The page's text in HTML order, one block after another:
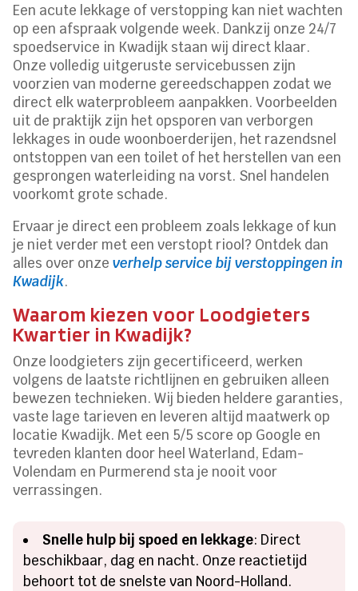
Een acute lekkage of verstopping kan niet wachten
op een afspraak volgende week. Dankzij onze 24/7
spoedservice in Kwadijk staan wij direct klaar.
Onze volledig uitgeruste servicebussen zijn
voorzien van moderne gereedschappen zodat we
direct elk waterprobleem aanpakken. Voorbeelden
uit de praktijk zijn het opsporen van verborgen
lekkages in oude woonboerderijen, het razendsnel
ontstoppen van een toilet of het herstellen van een
gesprongen waterleiding na vorst. Snel handelen
voorkomt grote schade.
Ervaar je direct een probleem zoals lekkage of kun
je niet verder met een verstopt riool? Ontdek dan
alles over onzeverhelp service bij verstoppingen in
Kwadijk.
Waarom kiezen voor Loodgieters
Kwartier in Kwadijk?
Onze loodgieters zijn gecertificeerd, werken
volgens de laatste richtlijnen en gebruiken alleen
bewezen technieken. Wij bieden heldere garanties,
vaste lage tarieven en leveren altijd maatwerk op
locatie Kwadijk. Met een 5/5 score op Google en
tevreden klanten door heel Waterland, Edam-
Volendam en Purmerend sta je nooit voor
verrassingen.
Snelle hulp bij spoed en lekkage: Direct
beschikbaar, dag en nacht. Onze reactietijd
behoort tot de snelste van Noord-Holland.